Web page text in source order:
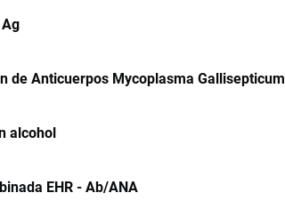
de Anticuerpos Mycoplasma Gallisepticum
alcohol
EHR - Ab/ANA